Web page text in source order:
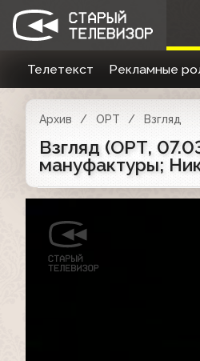
Телетекст Рекламные
Архив ОРТ Взгляд
Взгляд (ОРТ,
мануфактуры;